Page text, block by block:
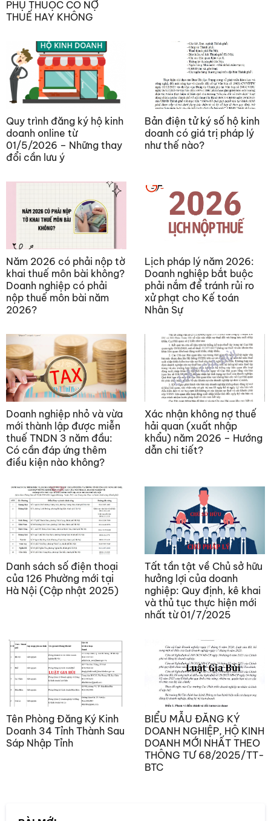
PHỤ THUỘC CÓ NỢ
THUẾ HAY KHÔNG
Quy trình đăng ký hộ kinh
doanh online từ
01/5/2026 – Những thay
đổi cần lưu ý
Bản điện tử ký số hộ kinh
doanh có giá trị pháp lý
như thế nào?
Năm 2026 có phải nộp tờ
khai thuế môn bài không?
Doanh nghiệp có phải
nộp thuế môn bài năm
2026?
Lịch pháp lý năm 2026:
Doanh nghiệp bắt buộc
phải nắm để tránh rủi ro
xử phạt cho Kế toán
Nhân Sự
Doanh nghiệp nhỏ và vừa
mới thành lập được miễn
thuế TNDN 3 năm đầu:
Có cần đáp ứng thêm
điều kiện nào không?
Xác nhận không nợ thuế
hải quan (xuất nhập
khẩu) năm 2026 – Hướng
dẫn chi tiết?
Danh sách số điện thoại
của 126 Phường mới tại
Hà Nội (Cập nhật 2025)
Tất tần tật về Chủ sở hữu
hưởng lợi của doanh
nghiệp: Quy định, kê khai
và thủ tục thực hiện mới
nhất từ 01/7/2025
Tên Phòng Đăng Ký Kinh
Doanh 34 Tỉnh Thành Sau
Sáp Nhập Tỉnh
BIỂU MẪU ĐĂNG KÝ
DOANH NGHIỆP, HỘ KINH
DOANH MỚI NHẤT THEO
THÔNG TƯ 68/2025/TT-
BTC